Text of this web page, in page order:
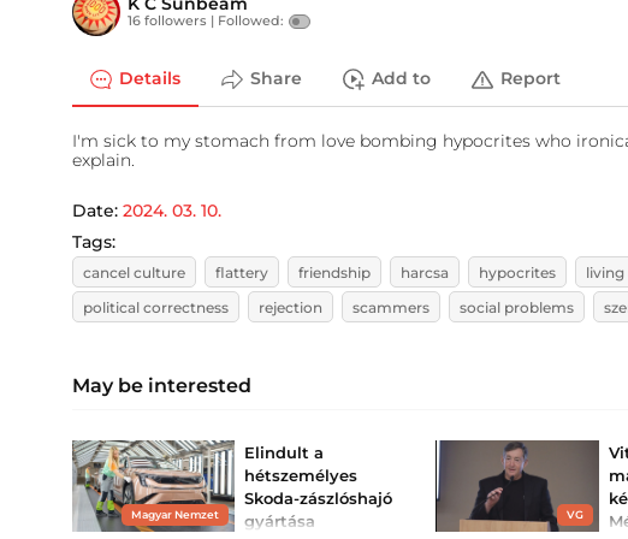
16 followers | Followed:
Details Share Add to Report
I'm sick to my stomach from love bombing hypocrites who
explain.
Date: 2024. 03. 10.
Tags:
cancel culture flattery friendship harcsa hypocrites living
political correctness
rejection scammers social problems
May be interested
Magyar Nemzet
Elindult a
hétszemélyes
Skoda-zászlóshajó
gyártása
VG